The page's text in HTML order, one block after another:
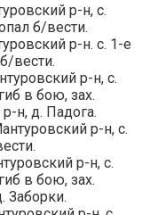
р-н, с.
б/вести.
р-н. с. 1-е
вести.
р-н, с.
в бою, зах.
н, д. Падога.
р-н, с.
р-н, с.
в бою, зах.
Заборки.